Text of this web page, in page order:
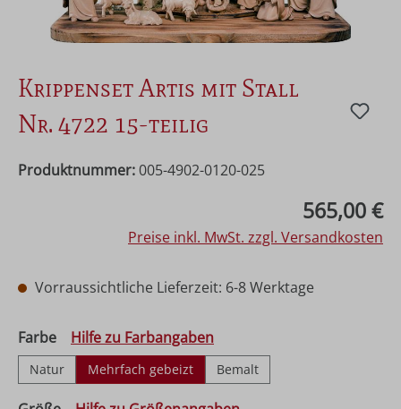
Krippenset Artis mit Stall
Nr. 4722 15-teilig
Produktnummer: 005-4902-0120-025
565,00 €
Preise inkl. MwSt. zzgl. Versandkosten
Vorraussichtliche Lieferzeit: 6-8 Werktage
Farbeauswählen
Hilfe zu Farbangaben
Natur Mehrfach gebeizt Bemalt